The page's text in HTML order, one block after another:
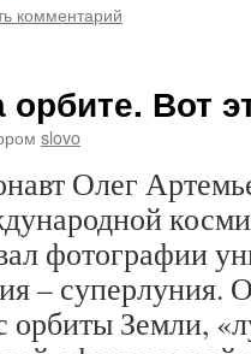
комментарий
Вот
slovo
Олег
фотографии
– суперлуния.
орбиты Земли,